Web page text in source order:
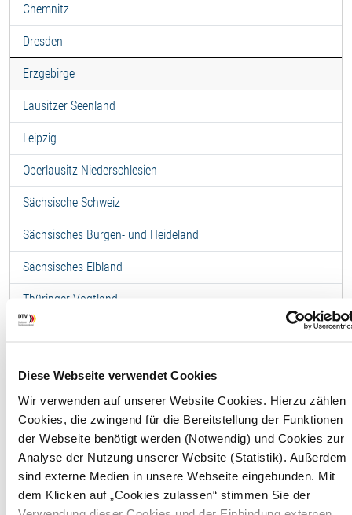
Diese Webseite verwendet Cookies
Wir verwenden auf unserer Website Cookies. Hierzu zählen
Cookies, die zwingend für die Bereitstellung der Funktionen
der Webseite benötigt werden (Notwendig) und Cookies zur
Analyse der Nutzung unserer Website (Statistik). Außerdem
sind externe Medien in unsere Webseite eingebunden. Mit
dem Klicken auf „Cookies zulassen“ stimmen Sie der
Chemnitz
Dresden
Erzgebirge
Lausitzer Seenland
Leipzig
Oberlausitz-Niederschlesien
Sächsische Schweiz
Sächsisches Burgen- und Heideland
Sächsisches Elbland
Thüringer Vogtland
Vogtland (Sachsen)
Ferienwohnung -
Dreiseithof Sohra App.
"Kasachstan"
F